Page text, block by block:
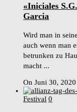
«Iniciales
Garcia
Wird man in
auch wenn man
betrunken zu
macht ...
On Juni 30, 2020
Festival 0